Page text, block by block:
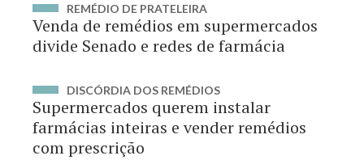
REMÉDIO DE PRATELEIRA
Venda de remédios em supermercados
divide Senado e redes de farmácia
DISCÓRDIA DOS REMÉDIOS
Supermercados querem instalar
farmácias inteiras e vender remédios
com prescrição